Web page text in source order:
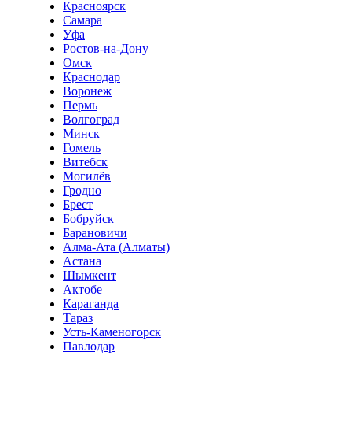
Красноярск
Самара
Уфа
Ростов-на-Дону
Омск
Краснодар
Воронеж
Пермь
Волгоград
Минск
Гомель
Витебск
Могилёв
Гродно
Брест
Бобруйск
Барановичи
Алма-Ата (Алматы)
Астана
Шымкент
Актобе
Караганда
Тараз
Усть-Каменогорск
Павлодар